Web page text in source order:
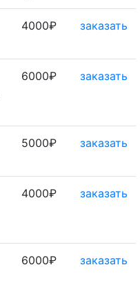
4000₽ заказать
6000₽ заказать
5000₽ заказать
4000₽ заказать
6000₽ заказать